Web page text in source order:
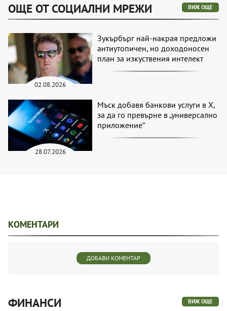
ОЩЕ ОТ СОЦИАЛНИ МРЕЖИ ВИЖ ОЩЕ
02.08.2026
Зукърбърг най-накрая предложи
антиутопичен, но доходоносен
план за изкуствения интелект
28.07.2026
Мъск добавя банкови услуги в X,
за да го превърне в „универсално
приложение“
КОМЕНТАРИ
ДОБАВИ КОМЕНТАР
ФИНАНСИ ВИЖ ОЩЕ